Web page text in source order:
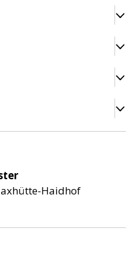
Haidhof